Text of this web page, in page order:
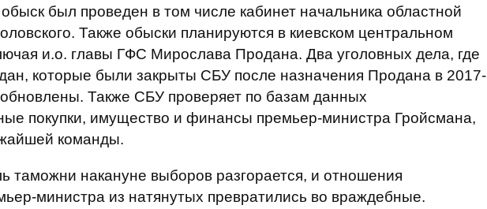
был проведен в том числе кабинет начальника областной
Также обыски планируются в киевском центральном
и.о. главы ГФС Мирослава Продана. Два уголовных дела, где
которые были закрыты СБУ после назначения Продана в 2017-
Также СБУ проверяет по базам данных
покупки, имущество и финансы премьер-министра Гройсмана,
команды.
таможни накануне выборов разгорается, и отношения
министра из натянутых превратились во враждебные.